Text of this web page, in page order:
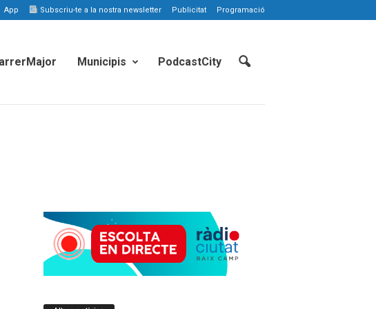
App Subscriu-te a la nostra newsletter Publicitat Programació
Municipis PodcastCity